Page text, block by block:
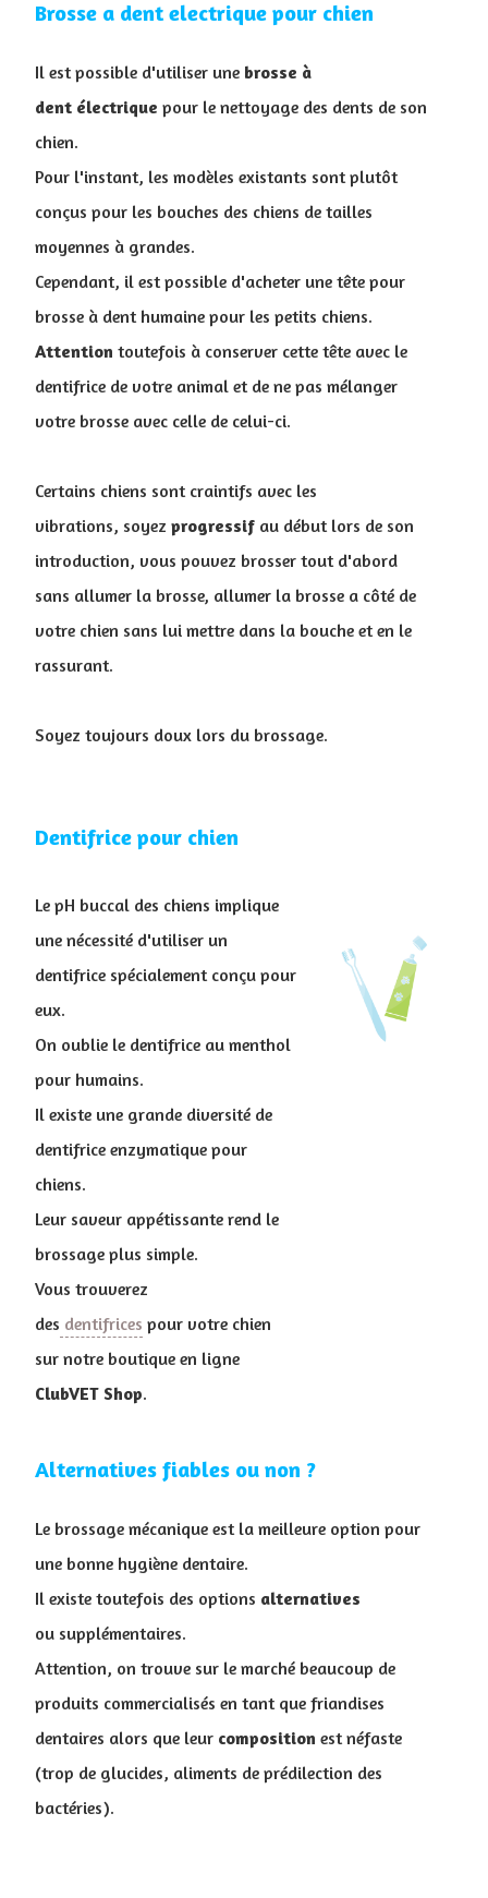
Brosse a dent electrique pour chien
Il est possible d'utiliser une brosse à
dent électrique pour le nettoyage des dents de son
chien.
Pour l'instant, les modèles existants sont plutôt
conçus pour les bouches des chiens de tailles
moyennes à grandes.
Cependant, il est possible d'acheter une tête pour
brosse à dent humaine pour les petits chiens.
Attention toutefois à conserver cette tête avec le
dentifrice de votre animal et de ne pas mélanger
votre brosse avec celle de celui-ci.
Certains chiens sont craintifs avec les
vibrations, soyez progressif au début lors de son
introduction, vous pouvez brosser tout d'abord
sans allumer la brosse, allumer la brosse a côté de
votre chien sans lui mettre dans la bouche et en le
rassurant.
Soyez toujours doux lors du brossage.
Dentifrice pour chien
Le pH buccal des chiens implique
une nécessité d'utiliser un
dentifrice spécialement conçu pour
eux.
On oublie le dentifrice au menthol
pour humains.
Il existe une grande diversité de
dentifrice enzymatique pour
chiens.
Leur saveur appétissante rend le
brossage plus simple.
Vous trouverez
des dentifrices pour votre chien
sur notre boutique en ligne
ClubVET Shop.
Alternatives fiables ou non ?
Le brossage mécanique est la meilleure option pour
une bonne hygiène dentaire.
Il existe toutefois des options alternatives
ou supplémentaires.
Attention, on trouve sur le marché beaucoup de
produits commercialisés en tant que friandises
dentaires alors que leur composition est néfaste
(trop de glucides, aliments de prédilection des
bactéries).